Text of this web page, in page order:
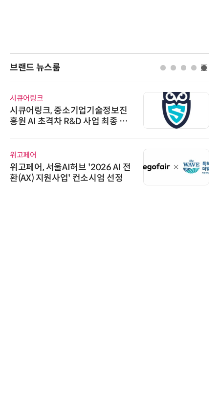
브랜드 뉴스룸
시큐어링크
시큐어링크, 중소기업기술정보진
흥원 AI 초격차 R&D 사업 최종 선
위고페어
위고페어, 서울AI허브 '2026 AI 전
환(AX) 지원사업' 컨소시엄 선정